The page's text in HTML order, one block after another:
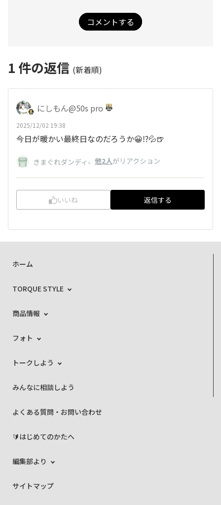
コメントする
1 件の返信 (新着順)
にしもん@50s pro
2025/12/02 19:38
今日が暖かい最終日なのだろうか😀⁉️💦🍺
きまぐれダンディ 、 他2人がリアクション
いいね 返信する
ホーム
TORQUE STYLE
商品情報
フォト
トークしよう
みんなに相談しよう
よくある質問・お問い合わせ
🔰はじめてのかたへ
編集部より
サイトマップ